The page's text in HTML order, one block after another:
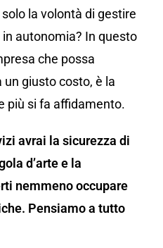
la volontà di gestire
autonomia? In questo
che possa
giusto costo, è la
più si fa affidamento.
avrai la sicurezza di
d’arte e la
nemmeno occupare
Pensiamo a tutto